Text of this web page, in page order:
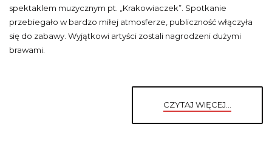
spektaklem muzycznym pt. „Krakowiaczek”. Spotkanie
przebiegało w bardzo miłej atmosferze, publiczność włączyła
się do zabawy. Wyjątkowi artyści zostali nagrodzeni dużymi
brawami.
CZYTAJ WIĘCEJ...